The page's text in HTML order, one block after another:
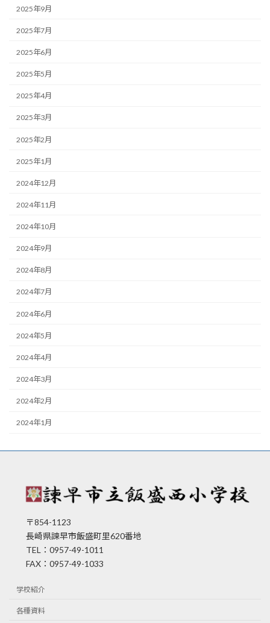
2025年9月
2025年7月
2025年6月
2025年5月
2025年4月
2025年3月
2025年2月
2025年1月
2024年12月
2024年11月
2024年10月
2024年9月
2024年8月
2024年7月
2024年6月
2024年5月
2024年4月
2024年3月
2024年2月
2024年1月
〒854-1123
長崎県諫早市飯盛町里620番地
TEL：0957-49-1011
FAX：0957-49-1033
学校紹介
各種資料